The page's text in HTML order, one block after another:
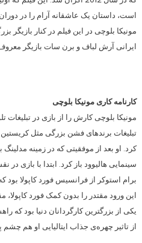
است، داستان یک عاشقانه آرام را در
مونیکا بلوچی در این فیلم در کنار بازیگر
ایرانی آرش لباف و برن سات بازیگر
کارنامه کاری مونیکا بلوچی
مونیکا بلوچی کارش را از بازی در تبلیغات
تبلیغات برند‌های فشن بزرگی مثل کریستین
کرد. او بعد از موفقیتی که در زمینه
سینمایی هالیوود باز کرد. ابتدا با بازی
برام استوکر از فرانسیس فورد کاپولا
این ورود مقتدر را بدون کمک فورد کاپولا،
یکی از بزرگترین کارگردانان دنیا بود که
از تاثیر چهره‌ی جذاب ایتالیایی او هم چشم